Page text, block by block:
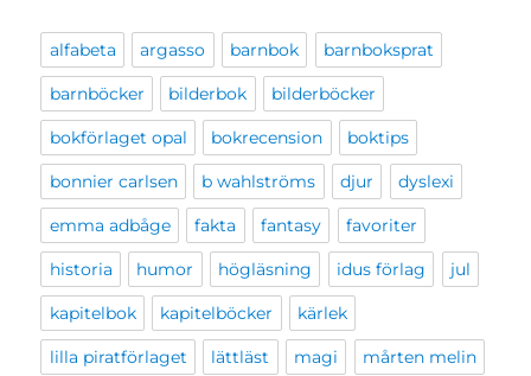
alfabeta argasso barnbok barnboksprat
barnböcker bilderbok bilderböcker
bokförlaget opal bokrecension boktips
bonnier carlsen b wahlströms djur dyslexi
emma adbåge fakta fantasy favoriter
historia humor högläsning idus förlag jul
kapitelbok kapitelböcker kärlek
lilla piratförlaget lättläst magi mårten melin